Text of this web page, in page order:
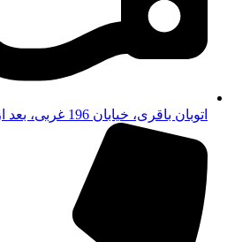
اتوبان باقری، خیابان 196 غربی، بعد از اردیبهشت، پلاک77